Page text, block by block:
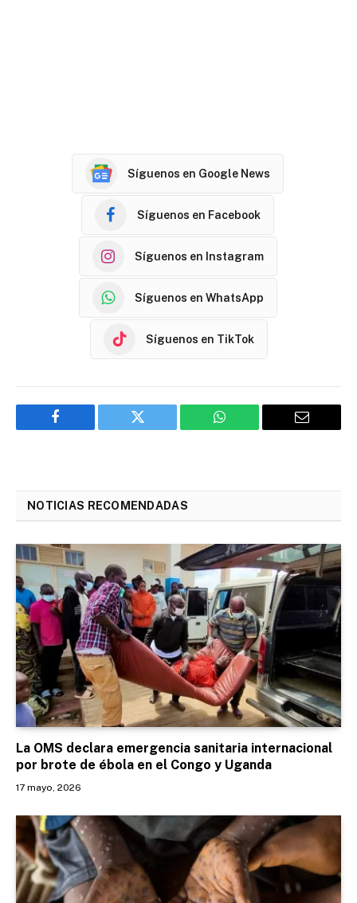
Síguenos en Google News
Síguenos en Facebook
Síguenos en Instagram
Síguenos en WhatsApp
Síguenos en TikTok
Facebook Twitter WhatsApp Email
NOTICIAS RECOMENDADAS
La OMS declara emergencia sanitaria internacional
por brote de ébola en el Congo y Uganda
17 mayo, 2026